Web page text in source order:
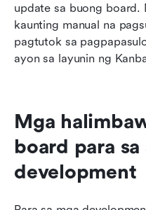
update sa buong board.
kaunting manual na
pagtutok sa
ayon sa layunin ng
Mga
board para
development